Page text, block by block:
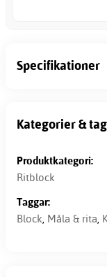
Specifikationer
Kategorier &
Produktkategori:
Ritblock
Taggar:
Block, Måla & rita,